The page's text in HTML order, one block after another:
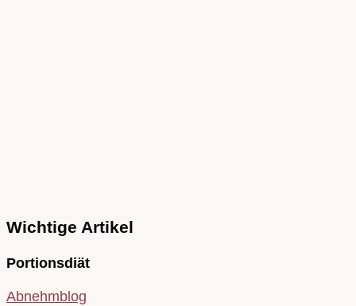
Wichtige Artikel
Portionsdiät
Abnehmblog